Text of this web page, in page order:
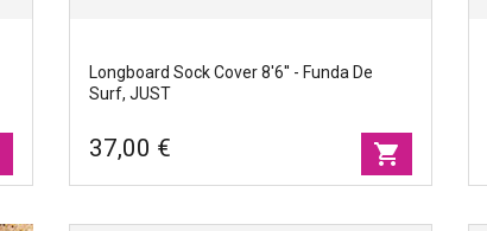
Longboard Sock Cover 8'6'' - Funda De
Surf, JUST
37,00 € shopping_cart